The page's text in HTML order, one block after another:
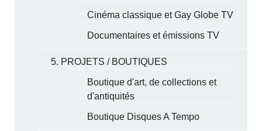
Cinéma classique et Gay Globe TV
Documentaires et émissions TV
5. PROJETS / BOUTIQUES
Boutique d'art, de collections et
d'antiquités
Boutique Disques A Tempo